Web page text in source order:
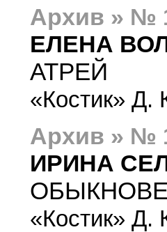
Архив » №
ЕЛЕНА
АТРЕЙ
«Костик» Д.
Архив » №
ИРИНА
«Костик» Д.